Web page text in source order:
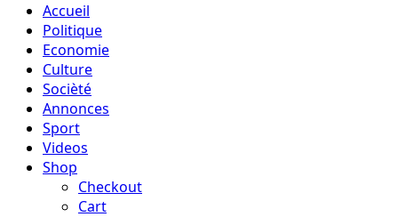
Accueil
Politique
Economie
Culture
Socièté
Annonces
Sport
Videos
Shop
Checkout
Cart